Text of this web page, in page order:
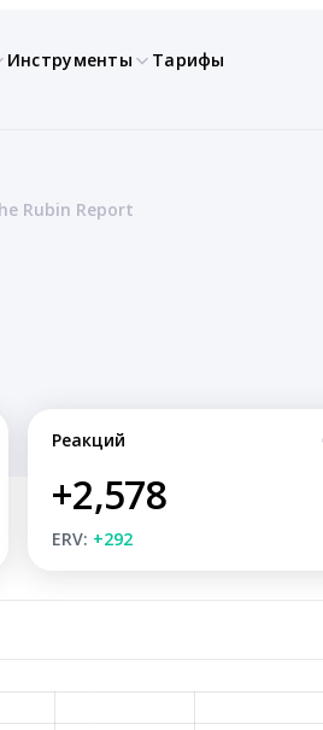
Инструменты Тарифы
Rubin Report
Реакций
+2,578
ERV: +292